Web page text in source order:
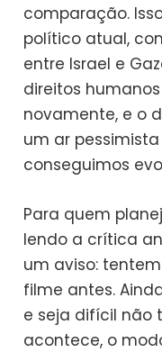
comparação.
político atual,
entre Israel e
direitos
novamente, e o
um ar
conseguimos
Para quem
lendo a crítica
um aviso:
filme antes.
e seja difícil não
acontece, o